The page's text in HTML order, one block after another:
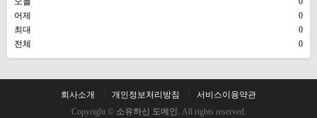
어제
0
최대
0
전체
0
회사소개 개인정보처리방침
서비스이용약관
Copyright © 소유하신 도메인. All rights reserved.